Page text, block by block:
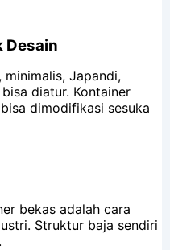
Desain
Japandi,
diatur. Kontainer
dimodifikasi sesuka
bekas adalah cara
Struktur baja sendiri